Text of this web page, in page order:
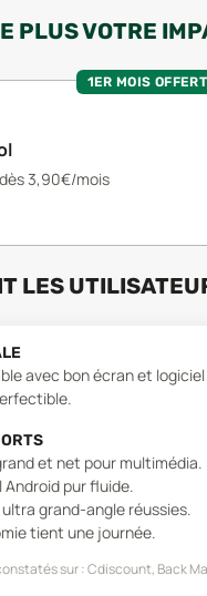
PLUS VOTRE
1ER MOIS OFFERT
3,90€/mois
LES
avec bon écran et
et net pour multimédia.
Android pur fluide.
grand-angle réussies.
tient une journée.
sur :Cdiscount, Back